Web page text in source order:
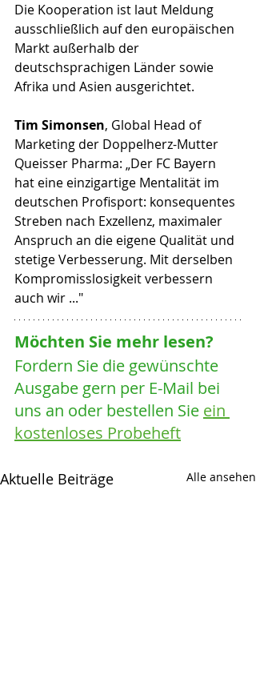
Die Kooperation ist laut Meldung
ausschließlich auf den europäischen
Markt außerhalb der
deutschsprachigen Länder sowie
Afrika und Asien ausgerichtet.
Tim Simonsen, Global Head of
Marketing der Doppelherz-Mutter
Queisser Pharma: „Der FC Bayern
hat eine einzigartige Mentalität im
deutschen Profisport: konsequentes
Streben nach Exzellenz, maximaler
Anspruch an die eigene Qualität und
stetige Verbesserung. Mit derselben
Kompromisslosigkeit verbessern
auch wir ..."
Möchten Sie mehr lesen?
Fordern Sie die gewünschte
Ausgabe gern per E-Mail bei
uns an oder bestellen Sie ein
kostenloses Probeheft
Aktuelle Beiträge Alle ansehen